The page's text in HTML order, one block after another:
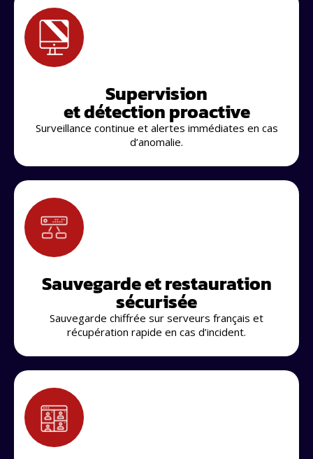
Supervision
et détection proactive
Surveillance continue et alertes immédiates en cas
d’anomalie.
Sauvegarde et restauration
sécurisée
Sauvegarde chiffrée sur serveurs français et
récupération rapide en cas d’incident.